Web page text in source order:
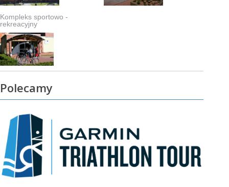
Kompleks sportowo -
rekreacyjny
Polecamy